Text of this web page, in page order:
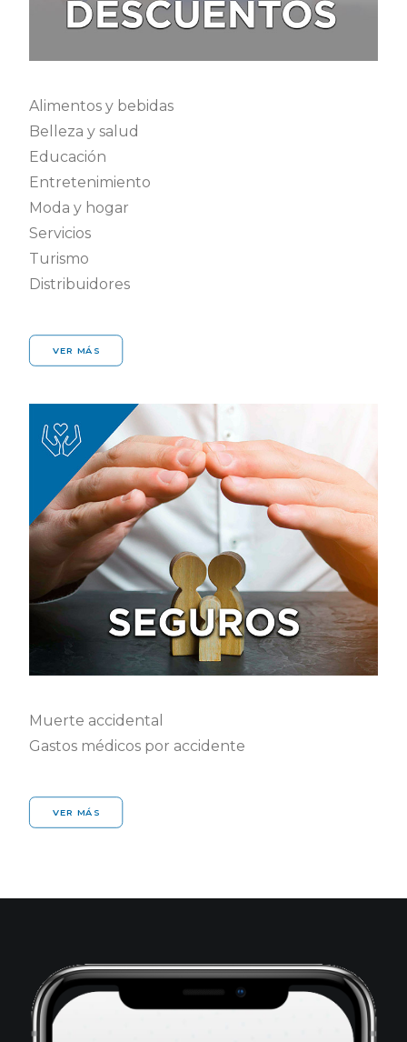
Alimentos y bebidas
Belleza y salud
Educación
Entretenimiento
Moda y hogar
Servicios
Turismo
Distribuidores
VER MÁS
Muerte accidental
Gastos médicos por accidente
VER MÁS